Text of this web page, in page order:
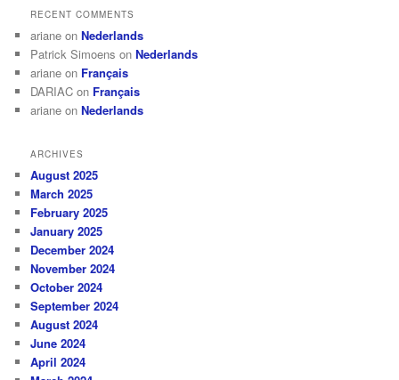
RECENT COMMENTS
ariane onNederlands
Patrick Simoens onNederlands
ariane on Français
DARIAC on Français
ariane onNederlands
ARCHIVES
August 2025
March 2025
February 2025
January 2025
December 2024
November 2024
October 2024
September 2024
August 2024
June 2024
April 2024